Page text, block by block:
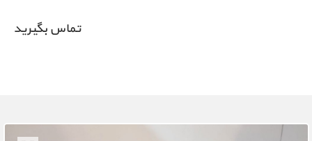
تماس بگیرید